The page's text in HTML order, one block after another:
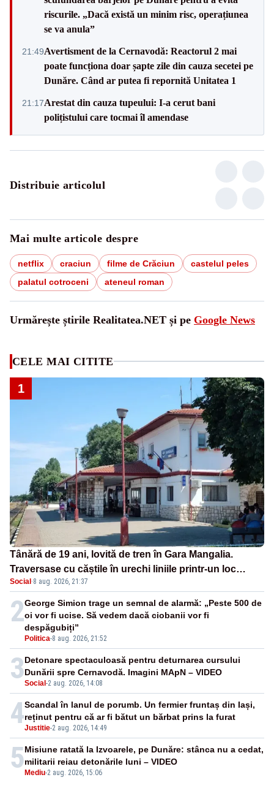
riscurile. „Dacă există un minim risc, operațiunea
se va anula”
21:49Avertisment de la Cernavodă: Reactorul 2 mai
poate funcționa doar șapte zile din cauza secetei pe
Dunăre. Când ar putea fi repornită Unitatea 1
21:17Arestat din cauza tupeului: I-a cerut bani
polițistului care tocmai îl amendase
Distribuie articolul
Mai multe articole despre
netflix craciun filme de Crăciun
castelul peles
palatul cotroceni
ateneul roman
Urmărește știrile Realitatea.NET și pe Google News
CELE MAI CITITE
1
Tânără de 19 ani, lovită de tren în Gara Mangalia.
Traversase cu căștile în urechi liniile printr-un loc
nepermis
Social ·8 aug. 2026, 21:37
2
Politica-8 aug. 2026, 21:52
George Simion trage un semnal de alarmă: „Peste 500 de
oi vor fi ucise. Să vedem dacă ciobanii vor fi
despăgubiți”
3Social -2 aug. 2026, 14:08
Detonare spectaculoasă pentru deturnarea cursului
Dunării spre Cernavodă. Imagini MApN – VIDEO
4Justitie-2 aug. 2026, 14:49
Scandal în lanul de porumb. Un fermier fruntaș din Iași,
reținut pentru că ar fi bătut un bărbat prins la furat
5 Mediu-2 aug. 2026, 15:06
Misiune ratată la Izvoarele, pe Dunăre: stânca nu a cedat,
militarii reiau detonările luni – VIDEO